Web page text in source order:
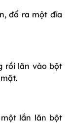
đổ ra một đĩa
rồi lăn vào bột
lần lăn bột